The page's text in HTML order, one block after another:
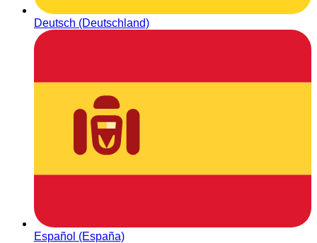
Deutsch (Deutschland)
Español (España)